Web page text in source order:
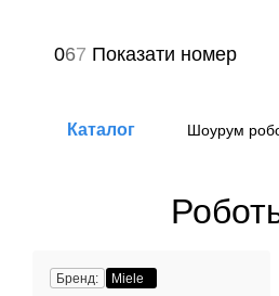
067 Показати номер
Каталог Шоурум
Бренд:
Miele